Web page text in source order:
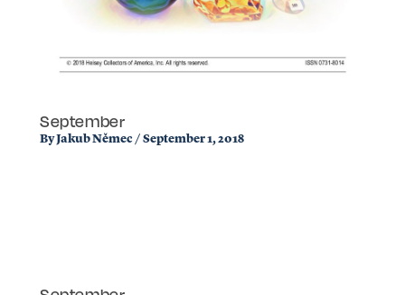
September
ByJakub Němec / September 1, 2018